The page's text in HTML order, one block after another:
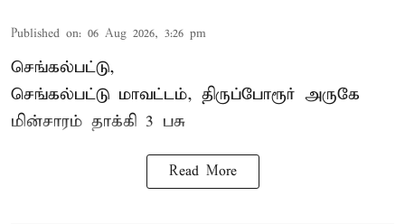
Published on: 06 Aug 2026, 3:26 pm
செங்கல்பட்டு,
செங்கல்பட்டு மாவட்டம், திருப்போரூர் அருகே
மின்சாரம் தாக்கி 3 பசு
Read More